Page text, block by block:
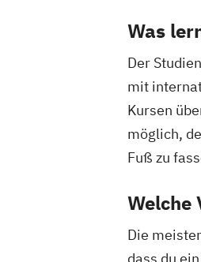
Was
Der
mit
Kursen
möglich,
Fuß zu
Welche
Die
dass du